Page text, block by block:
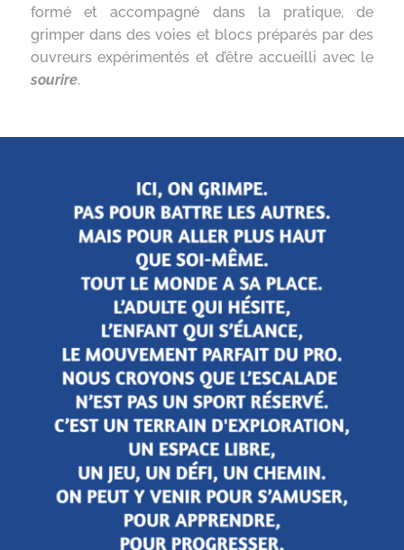
formé et accompagné dans la pratique, de
grimper dans des voies et blocs préparés par des
ouvreurs expérimentés et d’être accueilli avec le
sourire.